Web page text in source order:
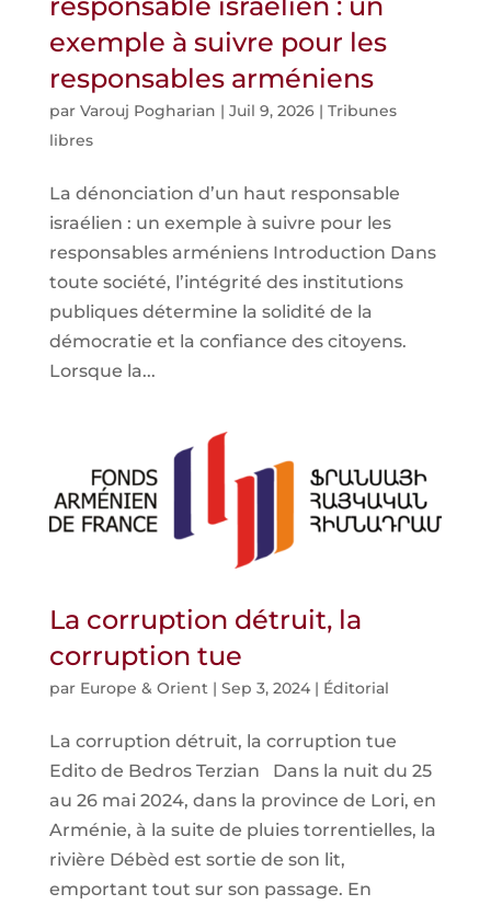
exemple à suivre pour les
responsables arméniens
par Varouj Pogharian | Juil 9, 2026| Tribunes
libres
La dénonciation d’un haut responsable
israélien : un exemple à suivre pour les
responsables arméniens Introduction Dans
toute société, l’intégrité des institutions
publiques détermine la solidité de la
démocratie et la confiance des citoyens.
Lorsque la...
La corruption détruit, la
corruption tue
par Europe & Orient| Sep 3, 2024| Éditorial
La corruption détruit, la corruption tue
Edito de Bedros Terzian Dans la nuit du 25
au 26 mai 2024, dans la province de Lori, en
Arménie, à la suite de pluies torrentielles, la
rivière Débèd est sortie de son lit,
emportant tout sur son passage. En